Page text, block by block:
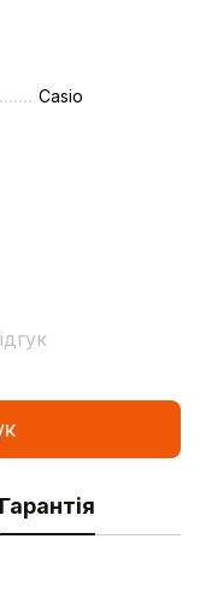
Casio
Гарантія